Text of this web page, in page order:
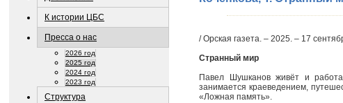
К истории ЦБС
Пресса о нас
2026 год
2025 год
2024 год
2023 год
Структура
/ Орская газета. – 2025. – 17
Странный мир
Павел Шушканов живёт и
занимается краеведением,
«Ложная память».